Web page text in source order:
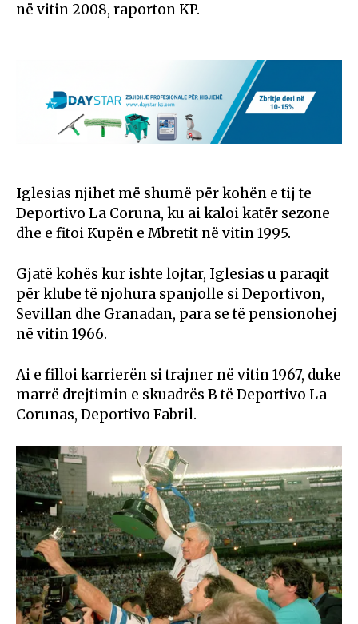
në vitin 2008, raporton KP.
Iglesias njihet më shumë për kohën e tij te
Deportivo La Coruna, ku ai kaloi katër sezone
dhe e fitoi Kupën e Mbretit në vitin 1995.
Gjatë kohës kur ishte lojtar, Iglesias u paraqit
për klube të njohura spanjolle si Deportivon,
Sevillan dhe Granadan, para se të pensionohej
në vitin 1966.
Ai e filloi karrierën si trajner në vitin 1967, duke
marrë drejtimin e skuadrës B të Deportivo La
Corunas, Deportivo Fabril.